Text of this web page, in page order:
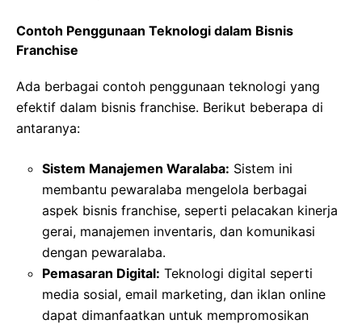
Contoh Penggunaan Teknologi dalam Bisnis
Franchise
Ada berbagai contoh penggunaan teknologi yang
efektif dalam bisnis franchise. Berikut beberapa di
antaranya:
Sistem Manajemen Waralaba: Sistem ini
membantu pewaralaba mengelola berbagai
aspek bisnis franchise, seperti pelacakan kinerja
gerai, manajemen inventaris, dan komunikasi
dengan pewaralaba.
Pemasaran Digital: Teknologi digital seperti
media sosial, email marketing, dan iklan online
dapat dimanfaatkan untuk mempromosikan